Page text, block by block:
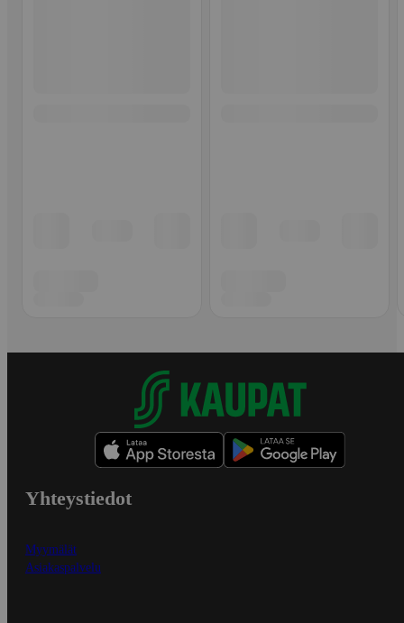
Yhteystiedot
Myymälät
Asiakaspalvelu